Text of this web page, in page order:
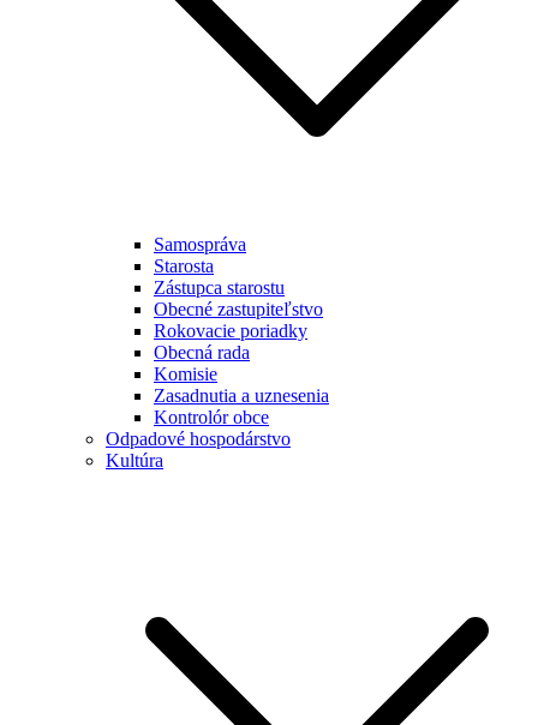
Samospráva
Starosta
Zástupca starostu
Obecné zastupiteľstvo
Rokovacie poriadky
Obecná rada
Komisie
Zasadnutia a uznesenia
Kontrolór obce
Odpadové hospodárstvo
Kultúra